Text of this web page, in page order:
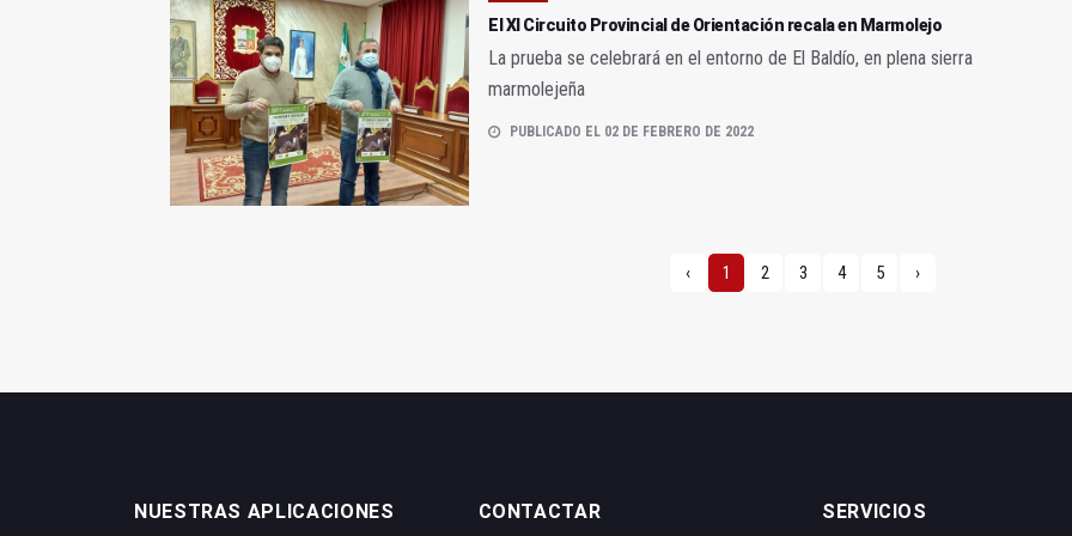
El XI Circuito Provincial de Orientación recala en Marmolejo
La prueba se celebrará en el entorno de El Baldío, en plena sierra
marmolejeña
PUBLICADO EL 02 DE FEBRERO DE 2022
‹ 1 2 3 4 5 ›
NUESTRAS APLICACIONES CONTACTAR SERVICIOS